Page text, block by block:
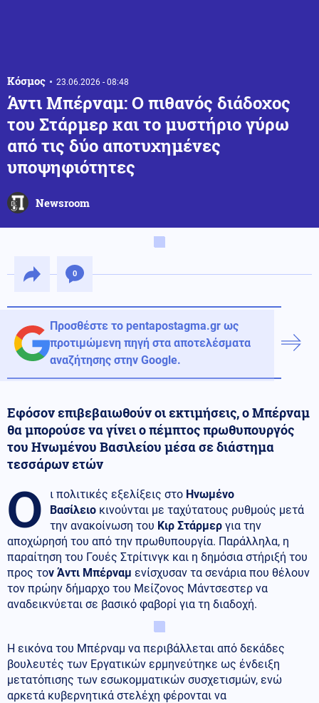
Κόσμος 23.06.2026 - 08:48
Άντι Μπέρναμ: Ο πιθανός διάδοχος
του Στάρμερ και το μυστήριο γύρω
από τις δύο αποτυχημένες
υποψηφιότητες
Newsroom
0
Προσθέστε το pentapostagma.gr ως
προτιμώμενη πηγή στα αποτελέσματα
αναζήτησης στην Google.
Εφόσον επιβεβαιωθούν οι εκτιμήσεις, ο Μπέρναμ
θα μπορούσε να γίνει ο πέμπτος πρωθυπουργός
του Ηνωμένου Βασιλείου μέσα σε διάστημα
τεσσάρων ετών
Ο ι πολιτικές εξελίξεις στο Ηνωμένο
Βασίλειο κινούνται με ταχύτατους ρυθμούς μετά
την ανακοίνωση του Κιρ Στάρμερ για την
αποχώρησή του από την πρωθυπουργία. Παράλληλα, η
παραίτηση του Γουές Στρίτινγκ και η δημόσια στήριξή του
προς τον Άντι Μπέρναμ ενίσχυσαν τα σενάρια που θέλουν
τον πρώην δήμαρχο του Μείζονος Μάντσεστερ να
αναδεικνύεται σε βασικό φαβορί για τη διαδοχή.
Η εικόνα του Μπέρναμ να περιβάλλεται από δεκάδες
βουλευτές των Εργατικών ερμηνεύτηκε ως ένδειξη
μετατόπισης των εσωκομματικών συσχετισμών, ενώ
αρκετά κυβερνητικά στελέχη φέρονται να